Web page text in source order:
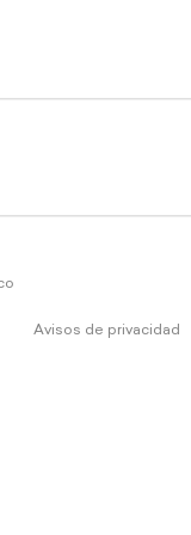
Avisos de privacidad